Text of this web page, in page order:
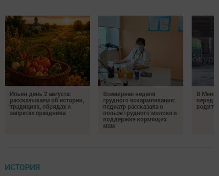
Ильин день 2 августа:
рассказываем об истории,
традициях, обрядах и
запретах праздника
Всемирная неделя
грудного вскармливания:
педиатр рассказала о
пользе грудного молока и
поддержке кормящих
мам
В
перед
ИСТОРИЯ